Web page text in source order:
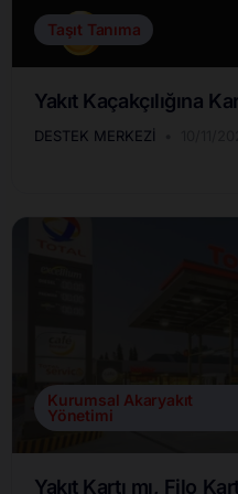
Taşıt Tanıma
Yakıt Kaçakçılığına
DESTEK MERKEZI
Kurumsal Akaryakıt
Yönetimi
Yakıt Kartı mı, Filo